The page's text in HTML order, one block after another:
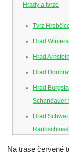
Hrady a tvrze
Tvrz
Hrad
Hrad
Hrad
Hrad
Schandauer
Hrad
Hrad
Na trase červené